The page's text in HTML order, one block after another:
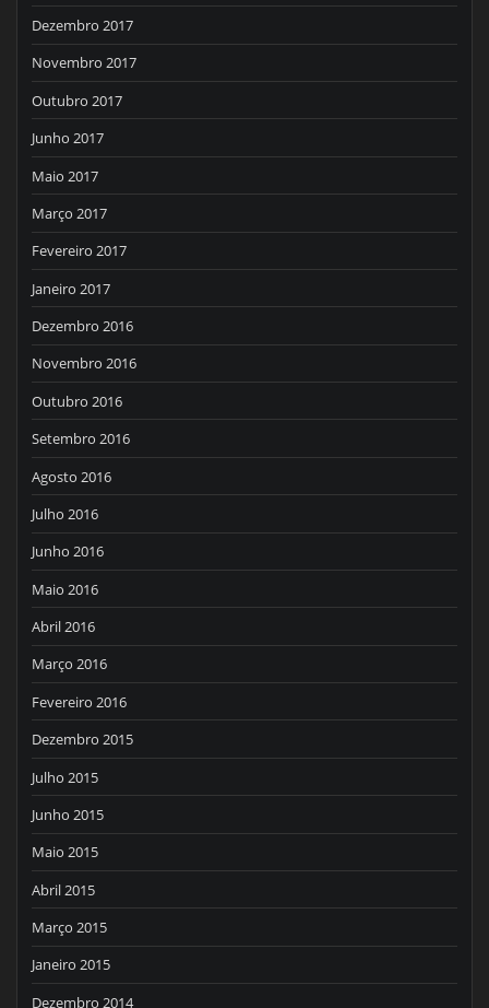
Dezembro 2017
Novembro 2017
Outubro 2017
Junho 2017
Maio 2017
Março 2017
Fevereiro 2017
Janeiro 2017
Dezembro 2016
Novembro 2016
Outubro 2016
Setembro 2016
Agosto 2016
Julho 2016
Junho 2016
Maio 2016
Abril 2016
Março 2016
Fevereiro 2016
Dezembro 2015
Julho 2015
Junho 2015
Maio 2015
Abril 2015
Março 2015
Janeiro 2015
Dezembro 2014